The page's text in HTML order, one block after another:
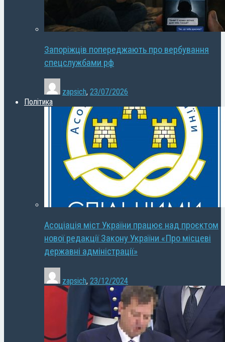
Запоріжців попереджають про вербування
спецслужбами рф
zapsich, 23/07/2026
Політика
Асоціація міст України працює над проєктом
нової редакції Закону України «Про місцеві
державні адміністрації»
zapsich, 23/12/2024